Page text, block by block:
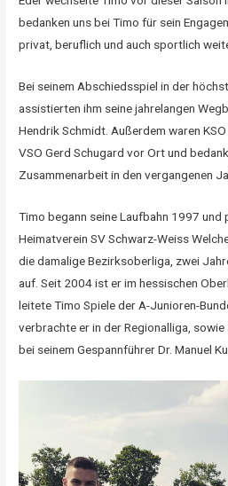
bedanken uns bei Timo für sein
privat, beruflich und auch sportlich
Bei seinem Abschiedsspiel in der
assistierten ihm seine jahrelangen
Hendrik Schmidt. Außerdem waren
VSO Gerd Schugard vor Ort und
Zusammenarbeit in den vergangenen
Timo begann seine Laufbahn 1997
Heimatverein SV Schwarz-Weiss
die damalige Bezirksoberliga, zwei
auf. Seit 2004 ist er im hessischen
leitete Timo Spiele der A-Junioren-
verbrachte er in der Regionalliga,
bei seinem Gespannführer Dr. Manuel